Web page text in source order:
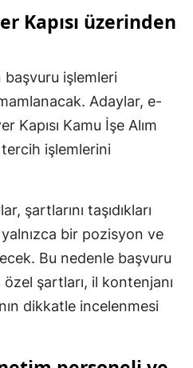
Kapısı üzerinden
başvuru işlemleri
Adaylar, e-
Kapısı Kamu İşe Alım
işlemlerini
şartlarını taşıdıkları
bir pozisyon ve
Bu nedenle başvuru
şartları, il kontenjanı
dikkatle incelenmesi